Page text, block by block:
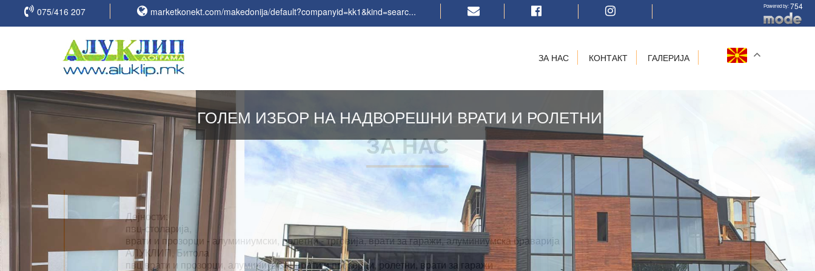
075/416 207 marketkonekt.com/makedonija/default?companyid=kk1&kind=searc... Powered by:754
ЗА НАС КОНТАКТ ГАЛЕРИЈА
ГОЛЕМ ИЗБОР НА НАДВОРЕШНИ ВРАТИ И РОЛЕТНИ
ЗА НАС
Дејности:
пвц-столарија,
врати и прозорци - алуминиумски, ролетни - трговија, врати за гаражи, алуминиумска браварија
АЛУКЛИП, Битола
пвц врати и прозорци, алуминиумски врати и прозорци, ролетни, врати за гаражи